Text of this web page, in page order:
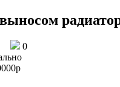
0
p